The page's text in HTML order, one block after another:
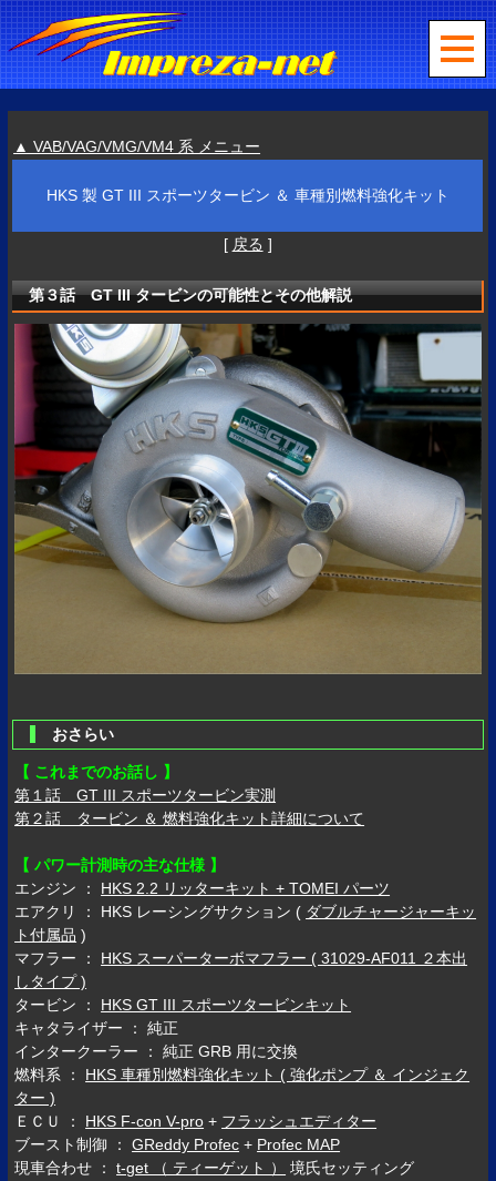
▲ VAB/VAG/VMG/VM4 系 メニュー
HKS 製 GT III スポーツタービン ＆ 車種別燃料強化キット
[ 戻る ]
第３話 GT III タービンの可能性とその他解説
おさらい
【 これまでのお話し 】
第１話 GT III スポーツタービン実測
第２話 タービン ＆ 燃料強化キット詳細について
【 パワー計測時の主な仕様 】
エンジン ： HKS 2.2 リッターキット + TOMEI パーツ
エアクリ ： HKS レーシングサクション ( ダブルチャージャーキッ
ト付属品 )
マフラー ： HKS スーパーターボマフラー ( 31029-AF011 ２本出
しタイプ )
タービン ： HKS GT III スポーツタービンキット
キャタライザー ： 純正
インタークーラー ： 純正 GRB 用に交換
燃料系 ： HKS 車種別燃料強化キット ( 強化ポンプ ＆ インジェク
ター )
ＥＣＵ ： HKS F-con V-pro + フラッシュエディター
ブースト制御 ：GReddy Profec + Profec MAP
現車合わせ ：t-get （ ティーゲット ）
境氏セッティング